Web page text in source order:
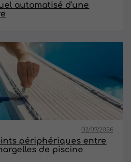
automatisé d'une
02/07/2026
périphériques entre
de piscine